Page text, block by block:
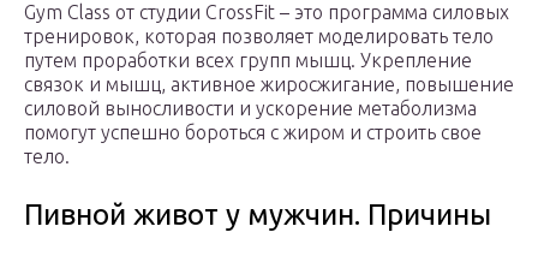
Gym Class от студии CrossFit – это программа силовых
тренировок, которая позволяет моделировать тело
путем проработки всех групп мышц. Укрепление
связок и мышц, активное жиросжигание, повышение
силовой выносливости и ускорение метаболизма
помогут успешно бороться с жиром и строить свое
тело.
Пивной живот у мужчин. Причины